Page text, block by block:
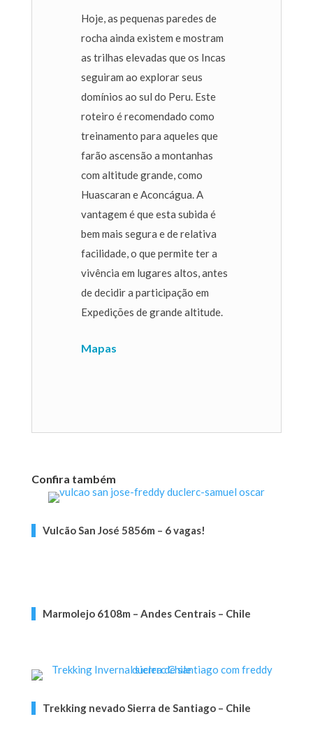
Hoje, as pequenas paredes de
rocha ainda existem e mostram
as trilhas elevadas que os Incas
seguiram ao explorar seus
domínios ao sul do Peru. Este
roteiro é recomendado como
treinamento para aqueles que
farão ascensão a montanhas
com altitude grande, como
Huascaran e Aconcágua. A
vantagem é que esta subida é
bem mais segura e de relativa
facilidade, o que permite ter a
vivência em lugares altos, antes
de decidir a participação em
Expedições de grande altitude.
Mapas
Confira também
Vulcão San José 5856m – 6 vagas!
Marmolejo 6108m – Andes Centrais – Chile
Trekking nevado Sierra de Santiago – Chile